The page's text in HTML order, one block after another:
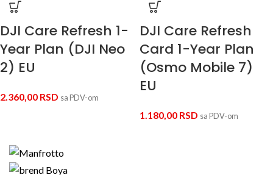
DJI Care Refresh 1-
Year Plan (DJI Neo
2) EU
2.360,00 RSD sa PDV-om
DJI Care Refresh
Card 1-Year Plan
(Osmo Mobile 7)
EU
1.180,00 RSD sa PDV-om